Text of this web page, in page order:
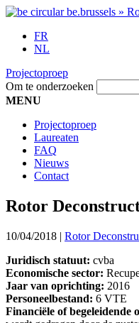
FR
NL
Projectoproep
Om te onderzoeken
MENU
Projectoproep
Laureaten
FAQ
Nieuws
Contact
Rotor
10/04/2018 | Rotor
Juridisch statuut: cvba
Economische sector:
Jaar van oprichting: 2016
Personeelbestand: 6 VTE
Financiële of begeleidende